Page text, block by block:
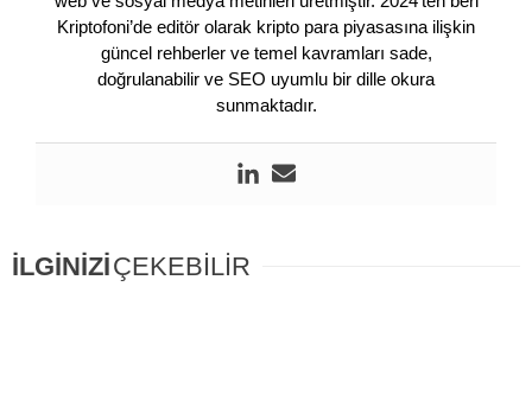
Kriptofoni’de editör olarak kripto para piyasasına ilişkin
güncel rehberler ve temel kavramları sade,
doğrulanabilir ve SEO uyumlu bir dille okura
sunmaktadır.
İLGİNİZİÇEKEBİLİR